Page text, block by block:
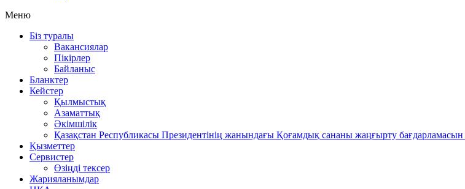
Меню
Біз туралы
Вакансиялар
Пікірлер
Байланыс
Бланктер
Кейстер
Қылмыстық
Азаматтық
Әкімшілік
Қазақстан Республикасы Президентінің жанындағы Қоғамдық сананы жаңғырту бағдарламасын
Қызметтер
Сервистер
Өзіңді тексер
Жарияланымдар